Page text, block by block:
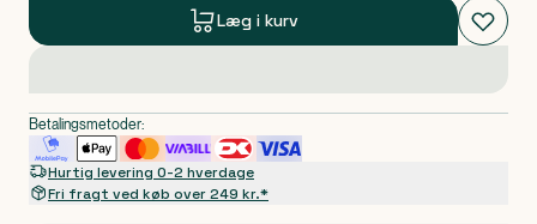
Læg i kurv
Betalingsmetoder:
Hurtig levering 0-2 hverdage
Fri fragt ved køb over 249 kr.*